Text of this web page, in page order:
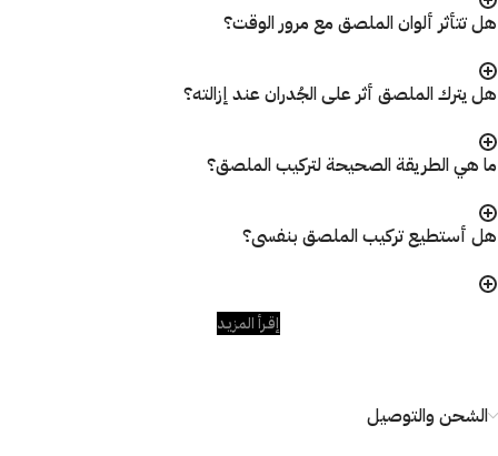
هل تتأثر ألوان الملصق مع مرور الوقت؟
هل يترك الملصق أثر على الجُدران عند إزالته؟
ما هي الطريقة الصحيحة لتركيب الملصق؟
هل أستطيع تركيب الملصق بنفسى؟
إقـرأ المزيـد
الشحن والتوصيل